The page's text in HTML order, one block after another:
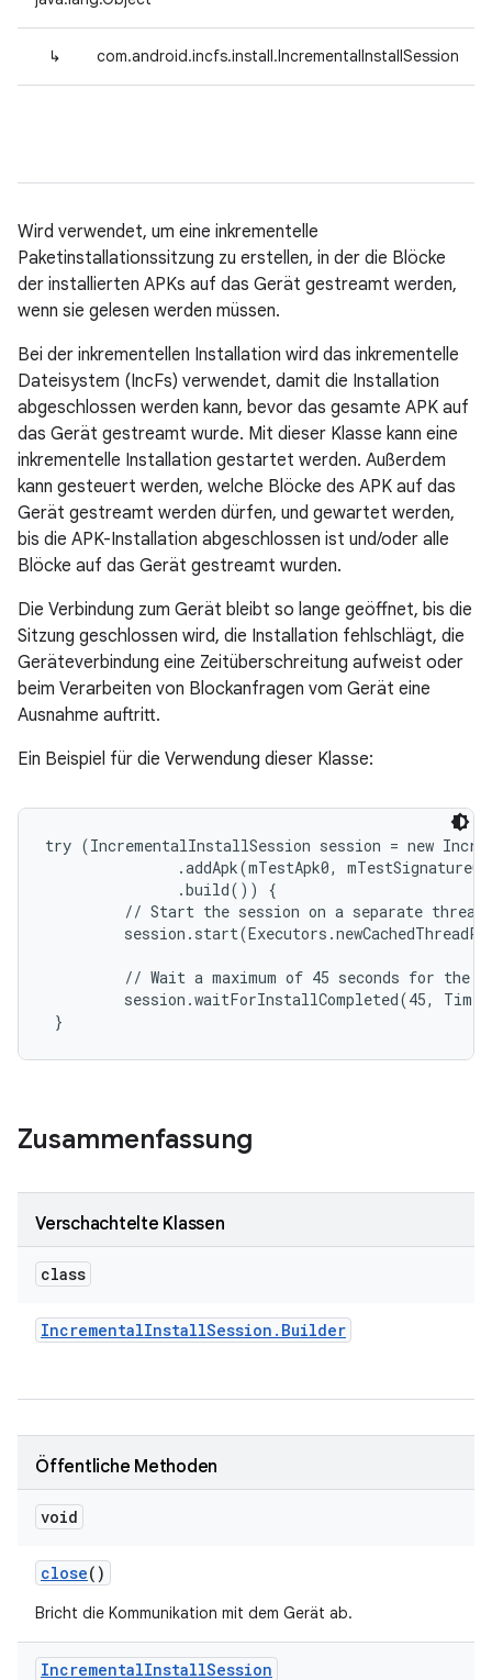
↳ com.android.incfs.install.IncrementalInstallSession
Wird verwendet, um eine inkrementelle
Paketinstallationssitzung zu erstellen, in der die Blöcke
der installierten APKs auf das Gerät gestreamt werden,
wenn sie gelesen werden müssen.
Bei der inkrementellen Installation wird das inkrementelle
Dateisystem (IncFs) verwendet, damit die Installation
abgeschlossen werden kann, bevor das gesamte APK auf
das Gerät gestreamt wurde. Mit dieser Klasse kann eine
inkrementelle Installation gestartet werden. Außerdem
kann gesteuert werden, welche Blöcke des APK auf das
Gerät gestreamt werden dürfen, und gewartet werden,
bis die APK-Installation abgeschlossen ist und/oder alle
Blöcke auf das Gerät gestreamt wurden.
Die Verbindung zum Gerät bleibt so lange geöffnet, bis die
Sitzung geschlossen wird, die Installation fehlschlägt, die
Geräteverbindung eine Zeitüberschreitung aufweist oder
beim Verarbeiten von Blockanfragen vom Gerät eine
Ausnahme auftritt.
Ein Beispiel für die Verwendung dieser Klasse:
try (IncrementalInstallSession session = new
               .addApk(mTestApk0, mTestSignature0)
               .build()) {
         // Start the session on a separate thread.
// Wait a maximum of 45 seconds for the
session.waitForInstallCompleted(45,
}
Zusammenfassung
Verschachtelte Klassen
class
IncrementalInstallSession . Builder
Öffentliche Methoden
void
close()
Bricht die Kommunikation mit dem Gerät ab.
IncrementalInstallSession